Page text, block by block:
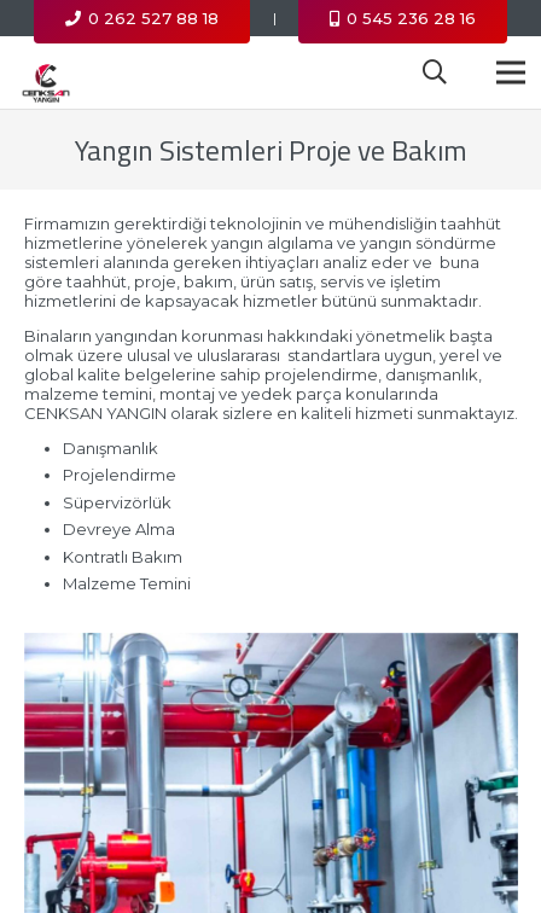
0 262 527 88 18 | 0 545 236 28 16
Yangın Sistemleri Proje ve Bakım
Firmamızın gerektirdiği teknolojinin ve mühendisliğin taahhüt
hizmetlerine yönelerek yangın algılama ve yangın söndürme
sistemleri alanında gereken ihtiyaçları analiz eder ve buna
göre taahhüt, proje, bakım, ürün satış, servis ve işletim
hizmetlerini de kapsayacak hizmetler bütünü sunmaktadır.
Binaların yangından korunması hakkındaki yönetmelik başta
olmak üzere ulusal ve uluslararası standartlara uygun, yerel ve
global kalite belgelerine sahip projelendirme, danışmanlık,
malzeme temini, montaj ve yedek parça konularında
CENKSAN YANGIN olarak sizlere en kaliteli hizmeti sunmaktayız.
Danışmanlık
Projelendirme
Süpervizörlük
Devreye Alma
Kontratlı Bakım
Malzeme Temini